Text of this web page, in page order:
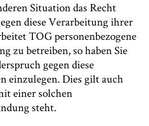
Situation das Recht
diese Verarbeitung ihrer
TOG personenbezogene
zu betreiben, so haben Sie
gegen diese
einzulegen. Dies gilt auch
einer solchen
steht.